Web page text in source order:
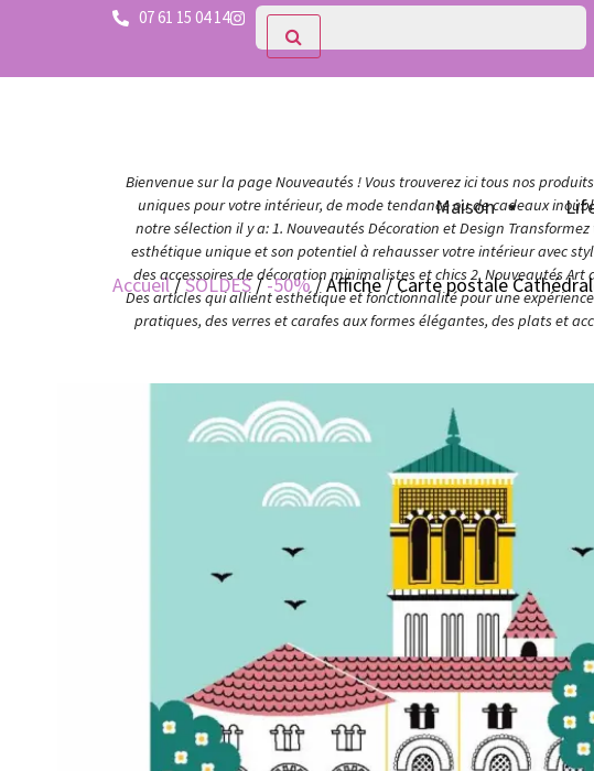
07 61 15 04 14
Bienvenue sur la page Nouveautés ! Vous trouverez ici tous nos
uniques pour votre intérieur, de mode tendance ou de cadeaux
notre sélection il y a: 1. Nouveautés Décoration et Design
esthétique unique et son potentiel à rehausser votre intérieur avec
des accessoires de décoration minimalistes et chics 2. Nouveautés
Des articles qui allient esthétique et fonctionnalité pour une
pratiques, des verres et carafes aux formes élégantes, des plats et
Maison
Accueil/SOLDES/-50%/ Affiche / Carte postale